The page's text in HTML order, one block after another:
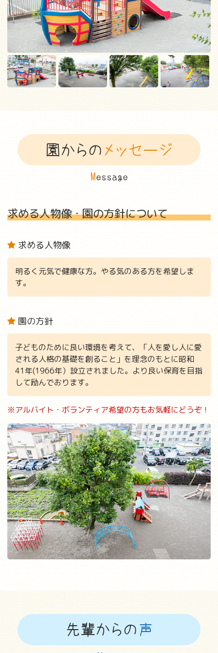
園からの メッセージ
Message
求める人物像・園の方針について
求める人物像
明るく元気で健康な方。やる気のある方を希望しま
す。
園の方針
子どものために良い環境を考えて、「人を愛し人に愛
される人格の基礎を創ること」を理念のもとに昭和
41年(1966年）設立されました。より良い保育を目指
して励んでおります。
※アルバイト・ボランティア希望の方もお気軽にどうぞ！
先輩からの 声